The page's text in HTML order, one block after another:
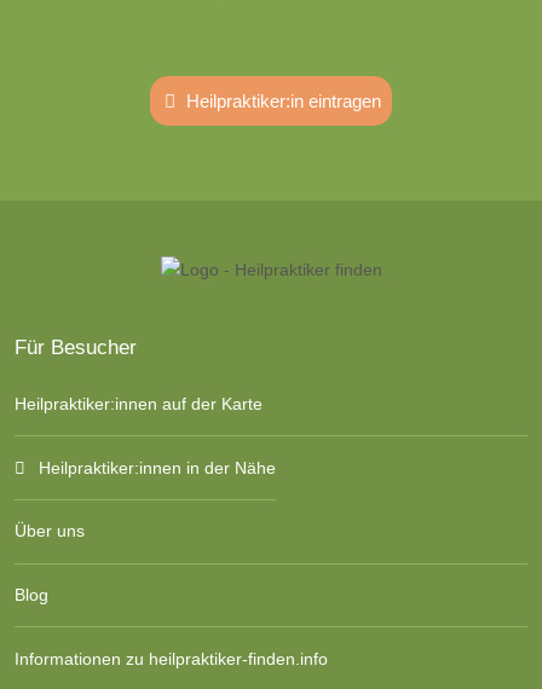
Heilpraktiker:in eintragen
Für Besucher
Heilpraktiker:innen auf der Karte
Heilpraktiker:innen in der Nähe
Über uns
Blog
Informationen zu heilpraktiker-finden.info